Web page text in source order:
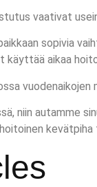
vaativat
sopivia
käyttää aikaa
niin autamme